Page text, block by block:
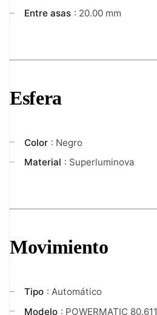
Entre asas : 20.00 mm
Esfera
Color : Negro
Material : Superluminova
Movimiento
Tipo : Automático
Modelo : POWERMATIC 80.611